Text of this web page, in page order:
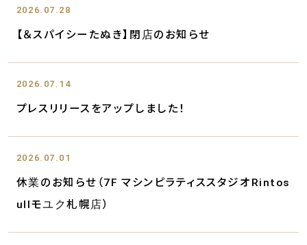
2026.07.28
【＆スパイシーたぬき】閉店のお知らせ
2026.07.14
プレスリリースをアップしました！
2026.07.01
休業のお知らせ（7F マシンピラティススタジオRintos
ullモユク札幌店）